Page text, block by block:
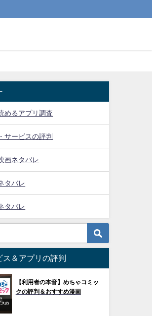
めるアプリ調査
サービスの評判
画ネタバレ
タバレ
タバレ
ス＆アプリの評判
スの
【利用者の本音】めちゃコミッ
クの評判＆おすすめ漫画